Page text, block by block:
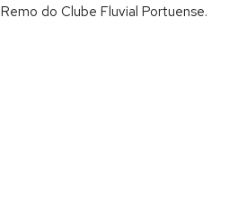
do Clube Fluvial Portuense.